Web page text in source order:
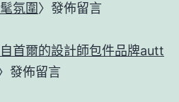
氛圍〉發佈留言
首爾的設計師包件品牌autt
發佈留言